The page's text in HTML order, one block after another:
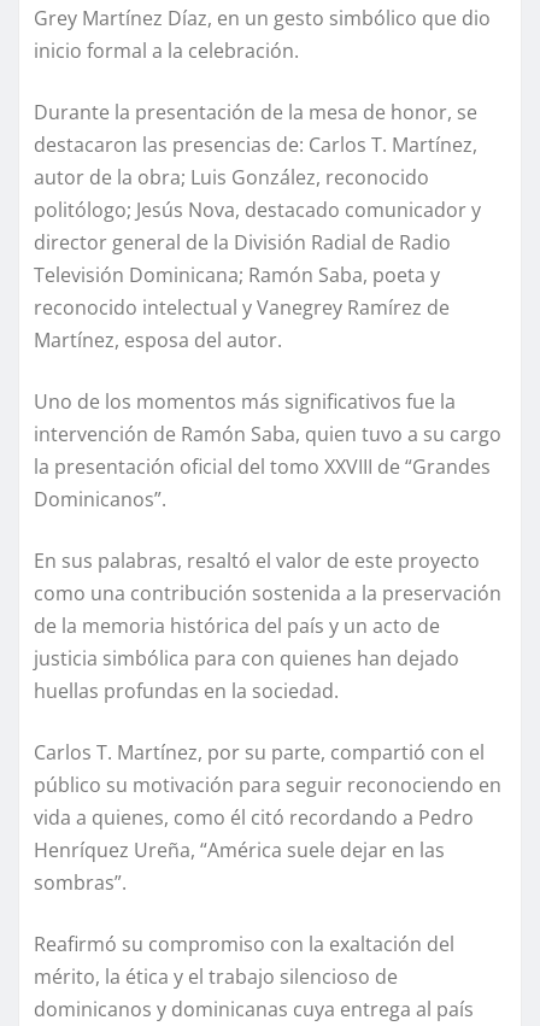
Grey Martínez Díaz, en un gesto simbólico que dio
inicio formal a la celebración.
Durante la presentación de la mesa de honor, se
destacaron las presencias de: Carlos T. Martínez,
autor de la obra; Luis González, reconocido
politólogo; Jesús Nova, destacado comunicador y
director general de la División Radial de Radio
Televisión Dominicana; Ramón Saba, poeta y
reconocido intelectual y Vanegrey Ramírez de
Martínez, esposa del autor.
Uno de los momentos más significativos fue la
intervención de Ramón Saba, quien tuvo a su cargo
la presentación oficial del tomo XXVIII de “Grandes
Dominicanos”.
En sus palabras, resaltó el valor de este proyecto
como una contribución sostenida a la preservación
de la memoria histórica del país y un acto de
justicia simbólica para con quienes han dejado
huellas profundas en la sociedad.
Carlos T. Martínez, por su parte, compartió con el
público su motivación para seguir reconociendo en
vida a quienes, como él citó recordando a Pedro
Henríquez Ureña, “América suele dejar en las
sombras”.
Reafirmó su compromiso con la exaltación del
mérito, la ética y el trabajo silencioso de
dominicanos y dominicanas cuya entrega al país